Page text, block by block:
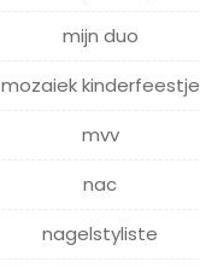
mijn duo
mozaiek kinderfeestje
mvv
nac
nagelstyliste